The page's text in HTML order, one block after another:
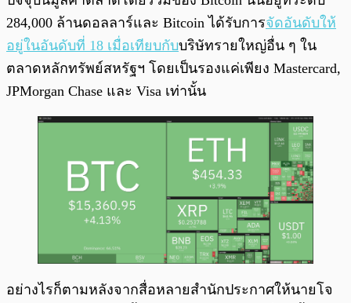
284,000 ล้านดอลลาร์และ Bitcoin ได้รับการจัดอันดับให้
อยู่ในอันดับที่ 18 เมื่อเทียบกับบริษัทรายใหญ่อื่น ๆ ใน
ตลาดหลักทรัพย์สหรัฐฯ โดยเป็นรองแค่เพียง Mastercard,
JPMorgan Chase และ Visa เท่านั้น
อย่างไรก็ตามหลังจากสื่อหลายสำนักประกาศให้นายโจ